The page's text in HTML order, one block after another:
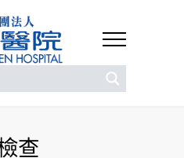
查